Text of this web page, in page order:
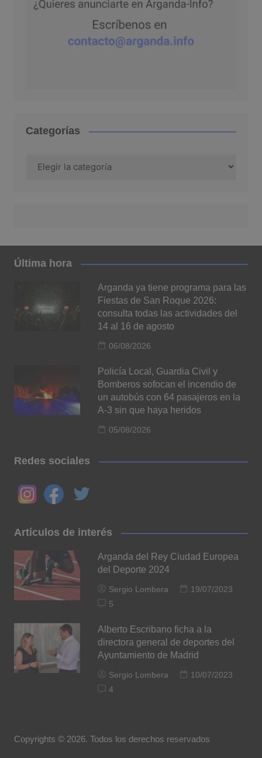
Categorías
Última hora
Arganda ya tiene programa para las
Fiestas de San Roque 2026:
consulta todas las actividades del
14 al 16 de agosto
06/08/2026
Policía Local, Guardia Civil y
Bomberos sofocan el incendio de
un autobús con 64 pasajeros en la
A-3 sin que haya heridos
05/08/2026
Redes sociales
Artículos de interés
Arganda del Rey Ciudad Europea
del Deporte 2024
Sergio Lombera
19/07/2023
5
Alberto Escribano ficha a la
directora general de deportes del
Ayuntamiento de Madrid
Sergio Lombera
10/07/2023
4
Copyrights © 2026. Todos los derechos reservados